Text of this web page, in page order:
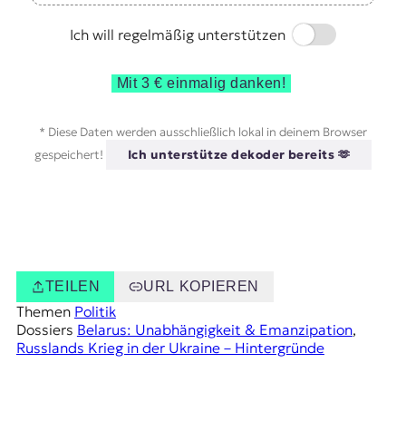
Ich will regelmäßig unterstützen
Switch
Mit 3 € einmalig danken!
* Diese Daten werden ausschließlich lokal in deinem Browser
gespeichert!
Ich unterstütze dekoder bereits 🫶
TEILEN URL KOPIEREN
Themen Politik
Dossiers Belarus: Unabhängigkeit & Emanzipation
Russlands Krieg in der Ukraine – Hintergründe